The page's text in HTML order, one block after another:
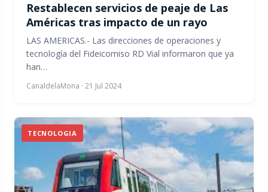
Restablecen servicios de peaje de Las
Américas tras impacto de un rayo
LAS AMERICAS.- Las direcciones de operaciones y
tecnología del Fideicomiso RD Vial informaron que ya
han…
CanaldelaMona · 21 Jul 2024
TECNOLOGIA